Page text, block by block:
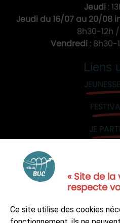
« Site de la
respecte
Ce site utilise des cookies
Jeudi :
Jeudi du 16/07 au 20/08
8h30-12h /
Vendredi : 8h30-
Liens
JE
NOUS
S'ABONNER À LA